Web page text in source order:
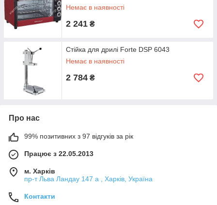
Немає в наявності
2 241 ₴
Стійка для дрилі Forte DSP 6043
Немає в наявності
2 784 ₴
Про нас
99% позитивних з 97 відгуків за рік
Працює з 22.05.2013
м. Харків
пр-т Льва Ландау 147 а , Харків, Україна
Контакти